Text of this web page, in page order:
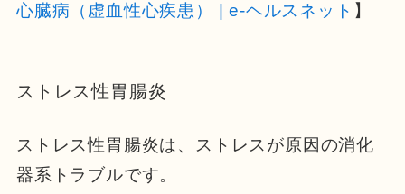
心臓病（虚血性心疾患） | e-ヘルスネット 】
ストレス性胃腸炎
ストレス性胃腸炎は、ストレスが原因の消化
器系トラブルです。